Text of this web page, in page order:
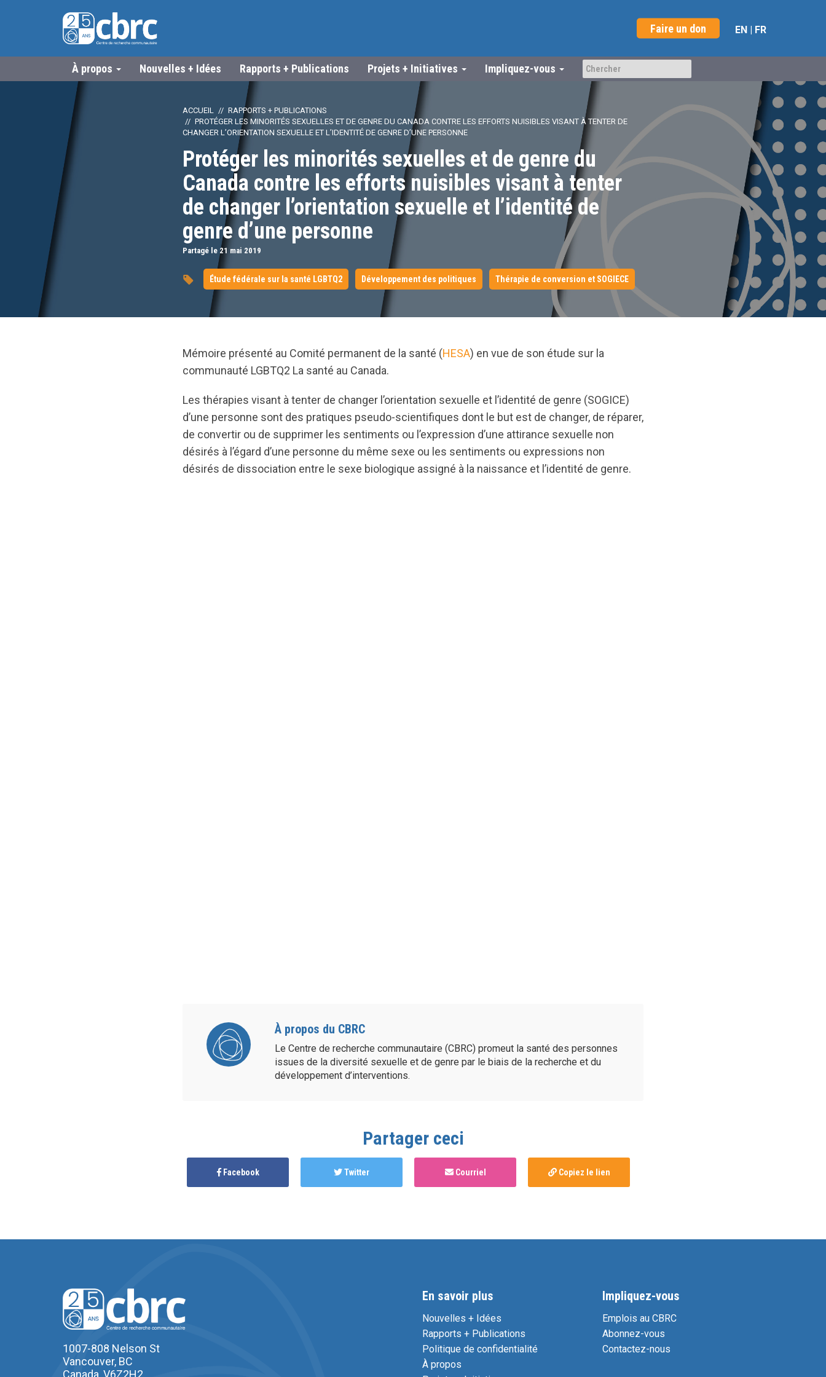
Faire un don EN | FR
À propos Nouvelles + Idées Rapports + Publications Projets + Initiatives Impliquez-vous
ACCUEIL
RAPPORTS + PUBLICATIONS
PROTÉGER LES MINORITÉS SEXUELLES ET DE GENRE DU CANADA CONTRE LES EFFORTS NUISIBLES VISANT À TENTER DE
CHANGER L’ORIENTATION SEXUELLE ET L’IDENTITÉ DE GENRE D’UNE PERSONNE
Protéger les minorités sexuelles et de genre du
Canada contre les efforts nuisibles visant à tenter
de changer l’orientation sexuelle et l’identité de
genre d’une personne
Partagé le 21 mai 2019
Étude fédérale sur la santé LGBTQ2 Développement des politiques Thérapie de conversion et SOGIECE
Mémoire présenté au Comité permanent de la santé (HESA) en vue de son étude sur la
communauté LGBTQ2 La santé au Canada.
Les thérapies visant à tenter de changer l’orientation sexuelle et l’identité de genre (SOGICE)
d’une personne sont des pratiques pseudo-scientifiques dont le but est de changer, de réparer,
de convertir ou de supprimer les sentiments ou l’expression d’une attirance sexuelle non
désirés à l’égard d’une personne du même sexe ou les sentiments ou expressions non
désirés de dissociation entre le sexe biologique assigné à la naissance et l’identité de genre.
À propos du CBRC
Le Centre de recherche communautaire (CBRC) promeut la santé des personnes
issues de la diversité sexuelle et de genre par le biais de la recherche et du
développement d’interventions.
Partager ceci
Facebook Twitter Courriel Copiez le lien
1007-808 Nelson St
Vancouver, BC
En savoir plus
Nouvelles + Idées
Rapports + Publications
Politique de confidentialité
À propos
Impliquez-vous
Emplois au CBRC
Abonnez-vous
Contactez-nous